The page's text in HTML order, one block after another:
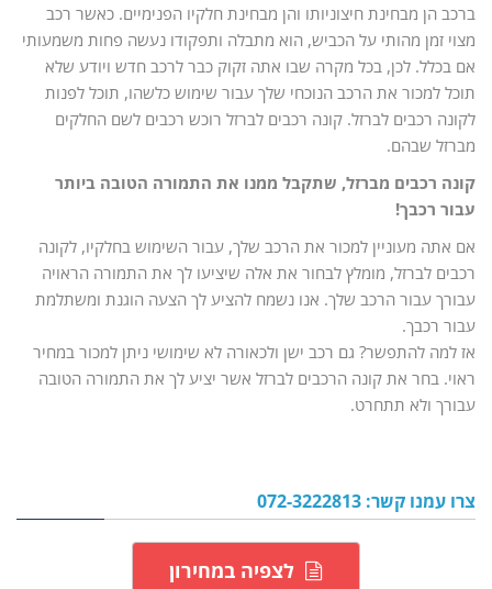
ברכב הן מבחינת חיצוניותו והן מבחינת חלקיו הפנימיים. כאשר רכב
מצוי זמן מהותי על הכביש, הוא מתבלה ותפקודו נעשה פחות משמעותי
אם בכלל. לכן, בכל מקרה שבו אתה זקוק כבר לרכב חדש ויודע שלא
תוכל למכור את הרכב הנוכחי שלך עבור שימוש כלשהו, תוכל לפנות
לקונה רכבים לברזל. קונה רכבים לברזל רוכש רכבים לשם החלקים
מברזל שבהם.
קונה רכבים מברזל, שתקבל ממנו את התמורה הטובה ביותר
עבור רכבך!
אם אתה מעוניין למכור את הרכב שלך, עבור השימוש בחלקיו, לקונה
רכבים לברזל, מומלץ לבחור את אלה שיציעו לך את התמורה הראויה
עבורך עבור הרכב שלך. אנו נשמח להציע לך הצעה הוגנת ומשתלמת
עבור רכבך.
אז למה להתפשר? גם רכב ישן ולכאורה לא שימושי ניתן למכור במחיר
ראוי. בחר את קונה הרכבים לברזל אשר יציע לך את התמורה הטובה
עבורך ולא תתחרט.
צרו עמנו קשר: 072-3222813
לצפיה במחירון